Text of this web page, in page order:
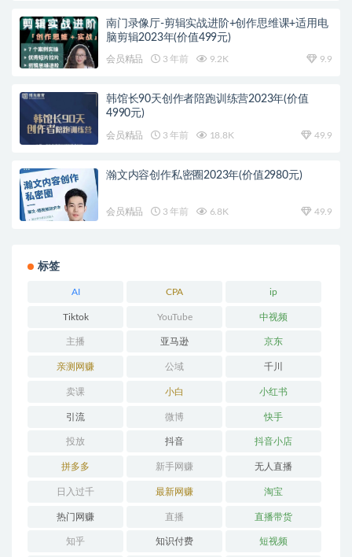
南门录像厅-剪辑实战进阶+创作思维课+适用电
脑剪辑2023年(价值499元)
会员精品 3 年前 9.2K 9.9
韩馆长90天创作者陪跑训练营2023年(价值
4990元)
会员精品 3 年前 18.8K 49.9
瀚文内容创作私密圈2023年(价值2980元)
会员精品 3 年前 6.8K 49.9
标签
AI CPA ip
Tiktok YouTube 中视频
主播 亚马逊 京东
亲测网赚 公域 千川
卖课 小白 小红书
引流 微博 快手
投放 抖音 抖音小店
拼多多 新手网赚 无人直播
日入过千 最新网赚 淘宝
热门网赚 直播 直播带货
知乎 知识付费 短视频